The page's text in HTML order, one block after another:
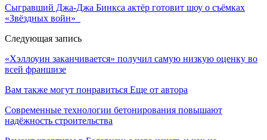
Сыгравший Джа-Джа Бинкса актёр готовит шоу о съёмках
«Звёздных войн»
Следующая запись
«Хэллоуин заканчивается» получил самую низкую оценку во
всей франшизе
Вам также могут понравиться Еще от автора
Современные технологии бетонирования повышают
надёжность строительства